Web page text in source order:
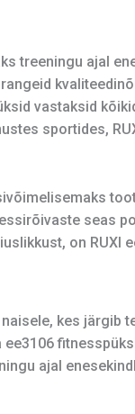
treeningu ajal
vastaksid
sportides,
seas
on RUXI
kes järgib
ajal